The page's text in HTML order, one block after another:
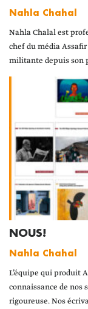
Nahla Chahal
Nahla Chalal est
chef du média
militante depuis son
NOUS!
Nahla Chahal
L’équipe qui produit
connaissance de nos
rigoureuse. Nos